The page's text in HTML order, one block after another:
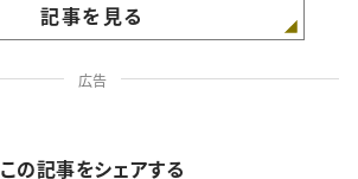
記事を見る
広告
この記事をシェアする